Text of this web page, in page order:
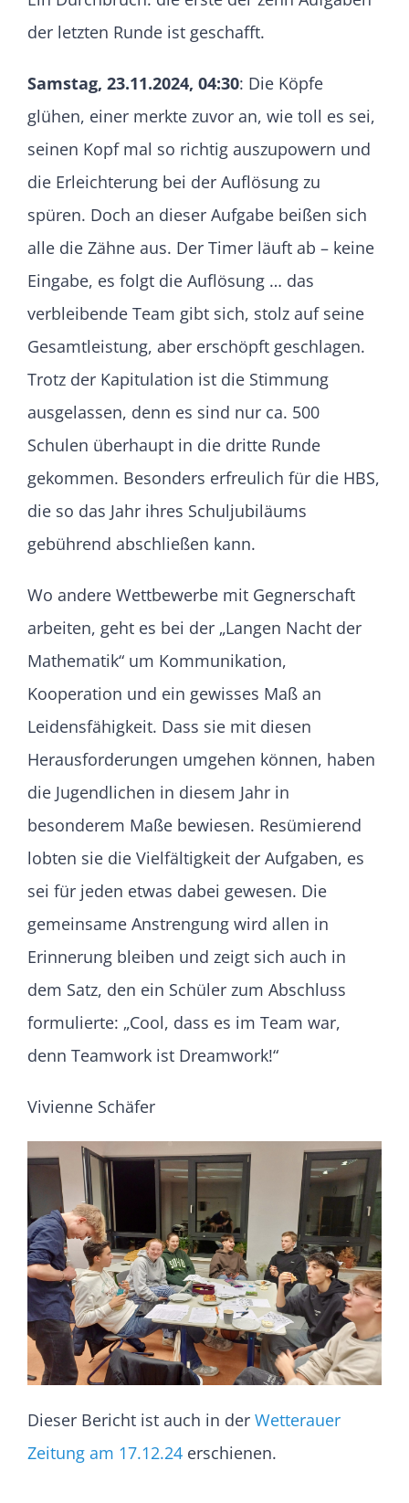
der letzten Runde ist geschafft.
Samstag, 23.11.2024, 04:30: Die Köpfe
glühen, einer merkte zuvor an, wie toll es sei,
seinen Kopf mal so richtig auszupowern und
die Erleichterung bei der Auflösung zu
spüren. Doch an dieser Aufgabe beißen sich
alle die Zähne aus. Der Timer läuft ab – keine
Eingabe, es folgt die Auflösung … das
verbleibende Team gibt sich, stolz auf seine
Gesamtleistung, aber erschöpft geschlagen.
Trotz der Kapitulation ist die Stimmung
ausgelassen, denn es sind nur ca. 500
Schulen überhaupt in die dritte Runde
gekommen. Besonders erfreulich für die HBS,
die so das Jahr ihres Schuljubiläums
gebührend abschließen kann.
Wo andere Wettbewerbe mit Gegnerschaft
arbeiten, geht es bei der „Langen Nacht der
Mathematik“ um Kommunikation,
Kooperation und ein gewisses Maß an
Leidensfähigkeit. Dass sie mit diesen
Herausforderungen umgehen können, haben
die Jugendlichen in diesem Jahr in
besonderem Maße bewiesen. Resümierend
lobten sie die Vielfältigkeit der Aufgaben, es
sei für jeden etwas dabei gewesen. Die
gemeinsame Anstrengung wird allen in
Erinnerung bleiben und zeigt sich auch in
dem Satz, den ein Schüler zum Abschluss
formulierte: „Cool, dass es im Team war,
denn Teamwork ist Dreamwork!“
Vivienne Schäfer
Dieser Bericht ist auch in der Wetterauer
Zeitung am 17.12.24erschienen.